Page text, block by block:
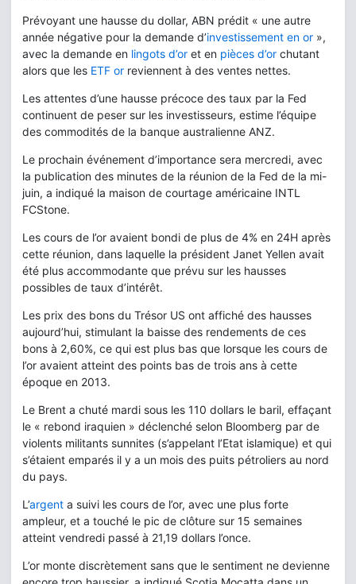
Prévoyant une hausse du dollar, ABN prédit « une autre
année négative pour la demande d’investissement en or »,
avec la demande en lingots d’or et en pièces d’or chutant
alors que les ETF or reviennent à des ventes nettes.
Les attentes d’une hausse précoce des taux par la Fed
continuent de peser sur les investisseurs, estime l’équipe
des commodités de la banque australienne ANZ.
Le prochain événement d’importance sera mercredi, avec
la publication des minutes de la réunion de la Fed de la mi-
juin, a indiqué la maison de courtage américaine INTL
FCStone.
Les cours de l’or avaient bondi de plus de 4% en 24H après
cette réunion, dans laquelle la président Janet Yellen avait
été plus accommodante que prévu sur les hausses
possibles de taux d’intérêt.
Les prix des bons du Trésor US ont affiché des hausses
aujourd’hui, stimulant la baisse des rendements de ces
bons à 2,60%, ce qui est plus bas que lorsque les cours de
l’or avaient atteint des points bas de trois ans à cette
époque en 2013.
Le Brent a chuté mardi sous les 110 dollars le baril, effaçant
le « rebond iraquien » déclenché selon Bloomberg par de
violents militants sunnites (s’appelant l’Etat islamique) et qui
s’étaient emparés il y a un mois des puits pétroliers au nord
du pays.
L’argent a suivi les cours de l’or, avec une plus forte
ampleur, et a touché le pic de clôture sur 15 semaines
atteint vendredi passé à 21,19 dollars l’once.
L’or monte discrètement sans que le sentiment ne devienne